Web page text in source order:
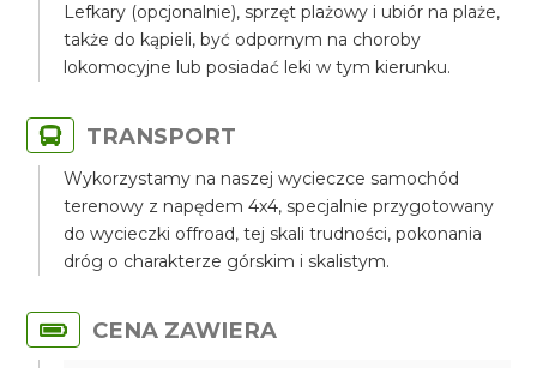
Lefkary (opcjonalnie), sprzęt plażowy i ubiór na plaże,
także do kąpieli, być odpornym na choroby
lokomocyjne lub posiadać leki w tym kierunku.
TRANSPORT
Wykorzystamy na naszej wycieczce samochód
terenowy z napędem 4x4, specjalnie przygotowany
do wycieczki offroad, tej skali trudności, pokonania
dróg o charakterze górskim i skalistym.
CENA ZAWIERA